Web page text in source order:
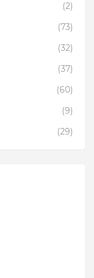
(2)
(73)
(32)
(37)
(60)
(9)
(29)